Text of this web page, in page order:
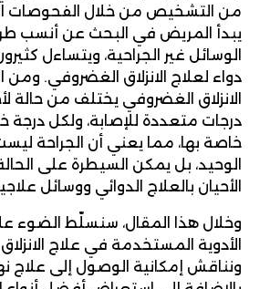
من التشخيص من خلال الفحوصات
يبدأ المريض في البحث عن أنسب
الوسائل غير الجراحية، ويتساءل
دواء لعلاج الانزلاق الغضروفي.
الانزلاق الغضروفي يختلف من حالة
درجات متعددة للإصابة، ولكل درجة
خاصة بها، مما يعني أن الجراحة ليست
الوحيد، بل يمكن السيطرة على
الأحيان بالعلاج الدوائي ووسائل
وخلال هذا المقال، سنسلّط الضوء
الأدوية المستخدمة في علاج
ونناقش إمكانية الوصول إلى علاج